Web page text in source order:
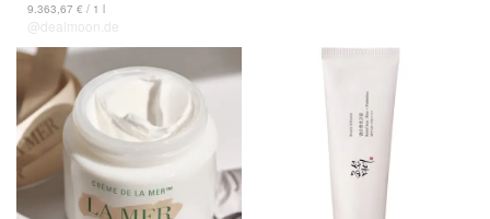
9.363,67 € / 1 l
@dealmoon.de